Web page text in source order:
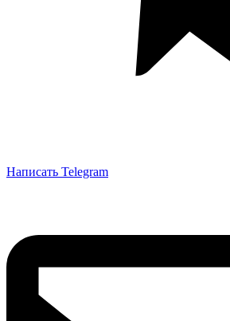
Написать Telegram